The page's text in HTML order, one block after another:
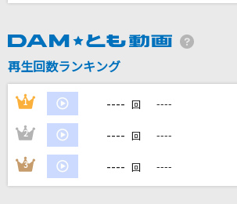
DAMの新曲・ランキングなど
DAMに会員登録・ログインして
再生回数ランキング
1 ---- 回 ----
2 ---- 回 ----
3 ---- 回 ----